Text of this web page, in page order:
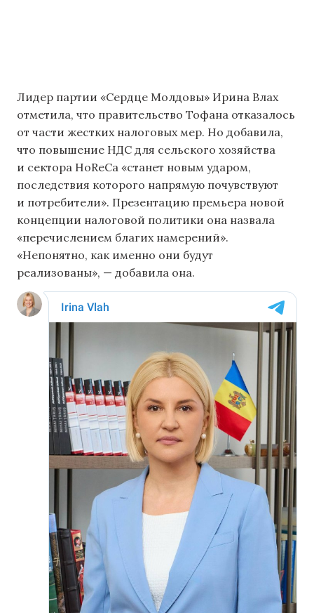
Лидер партии «Сердце Молдовы» Ирина Влах
отметила, что правительство Тофана отказалось
от части жестких налоговых мер. Но добавила,
что повышение НДС для сельского хозяйства
и сектора HoReCa «станет новым ударом,
последствия которого напрямую почувствуют
и потребители». Презентацию премьера новой
концепции налоговой политики она назвала
«перечислением благих намерений».
«Непонятно, как именно они будут
реализованы», — добавила она.